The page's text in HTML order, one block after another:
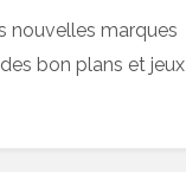
nouvelles marques
bon plans et jeux